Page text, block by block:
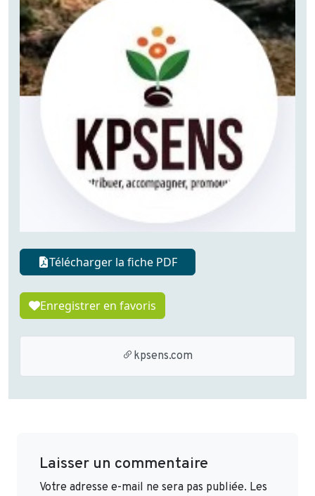
Télécharger la fiche PDF
Enregistrer en favoris
kpsens.com
Laisser un commentaire
Votre adresse e-mail ne sera pas publiée. Les